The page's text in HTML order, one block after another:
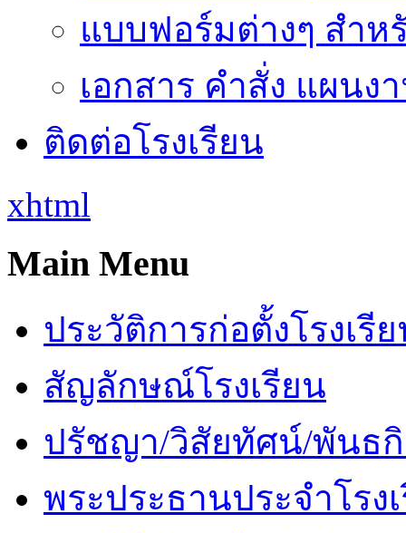
แบบฟอร์มต่างๆ สำห
เอกสาร คำสั่ง แผนง
ติดต่อโรงเรียน
xhtml
Main Menu
ประวัติการก่อตั้งโรงเรี
สัญลักษณ์โรงเรียน
ปรัชญา/วิสัยทัศน์/พันธ
พระประธานประจำโรง